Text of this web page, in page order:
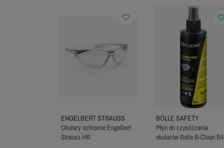
ENGELBERT STRAUSS
Okulary ochronne Engelbert
Strauss Hill
favorite_border
BOLLE SAFETY
Płyn do czyszczenia
okularów Bolle B-Clean
favorite_border